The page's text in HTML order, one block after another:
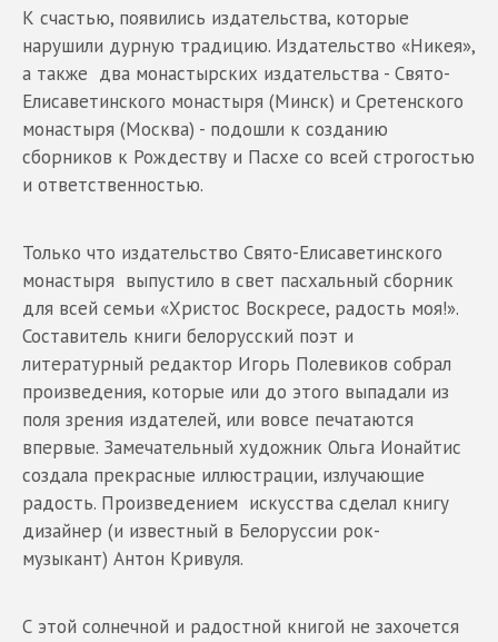
К счастью, появились издательства, которые
нарушили дурную традицию. Издательство «Никея»,
а также два монастырских издательства - Свято-
Елисаветинского монастыря (Минск) и Сретенского
монастыря (Москва) - подошли к созданию
сборников к Рождеству и Пасхе со всей строгостью
и ответственностью.
Только что издательство Свято-Елисаветинского
монастыря выпустило в свет пасхальный сборник
для всей семьи «Христос Воскресе, радость моя!».
Составитель книги белорусский поэт и
литературный редактор Игорь Полевиков собрал
произведения, которые или до этого выпадали из
поля зрения издателей, или вовсе печатаются
впервые. Замечательный художник Ольга Ионайтис
создала прекрасные иллюстрации, излучающие
радость. Произведением искусства сделал книгу
дизайнер (и известный в Белоруссии рок-
музыкант) Антон Кривуля.
С этой солнечной и радостной книгой не захочется